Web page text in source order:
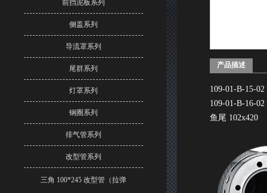
前挡泥板系列
侧盖系列
导流罩系列
尾群系列
灯罩系列
钢圈系列
排气管系列
改型管系列
三角 100*245 改型管（拉弹
产品描述
109-01-B-15-
109-01-B-16-
鱼尾 102x420